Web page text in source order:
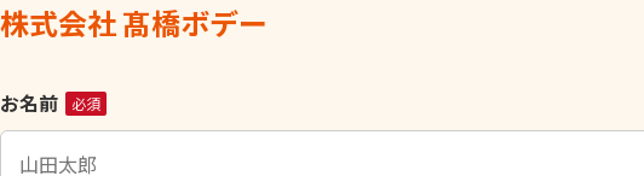
株式会社 髙橋ボデー
こ
の
お名前 必須